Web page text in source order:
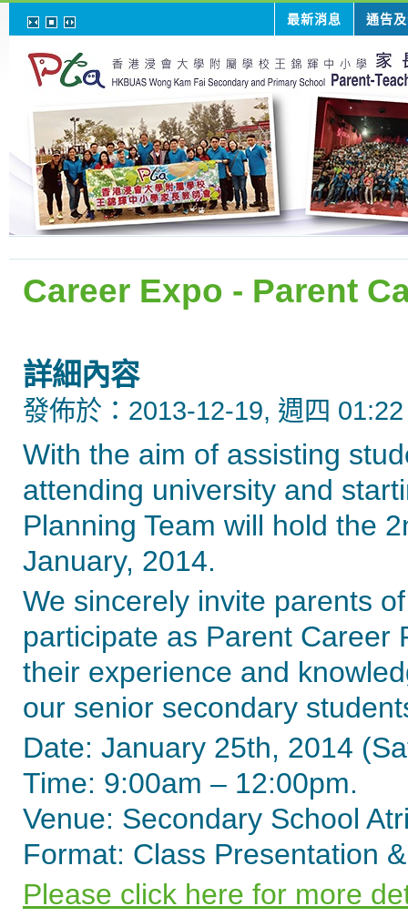
最新消息 通告
Career Expo - Parent
詳細內容
發佈於：2013-12-19, 週四 01:22
With the aim of assisting
attending university and
Planning Team will hold the
January, 2014.
We sincerely invite parents
participate as Parent Career
their experience and
our senior secondary
Date: January 25th, 2014
Time: 9:00am – 12:00pm.
Venue: Secondary School
Format: Class Presentation
Please click here for more